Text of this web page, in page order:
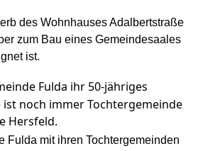
des Wohnhauses Adalbertstraße
zum Bau eines Gemeindesaales
ist.
Fulda ihr 50-jähriges
ist noch immer Tochtergemeinde
Hersfeld.
Fulda mit ihren Tochtergemeinden